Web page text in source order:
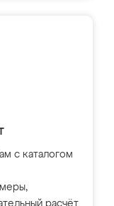
с каталогом
расчёт